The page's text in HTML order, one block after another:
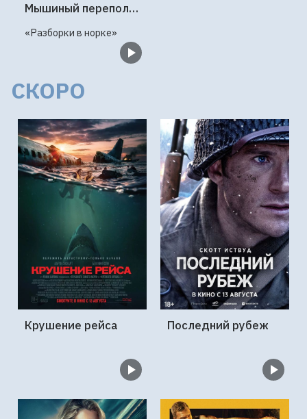
Мышиный переполох
«Разборки в норке»
СКОРО
Крушение рейса Последний рубеж